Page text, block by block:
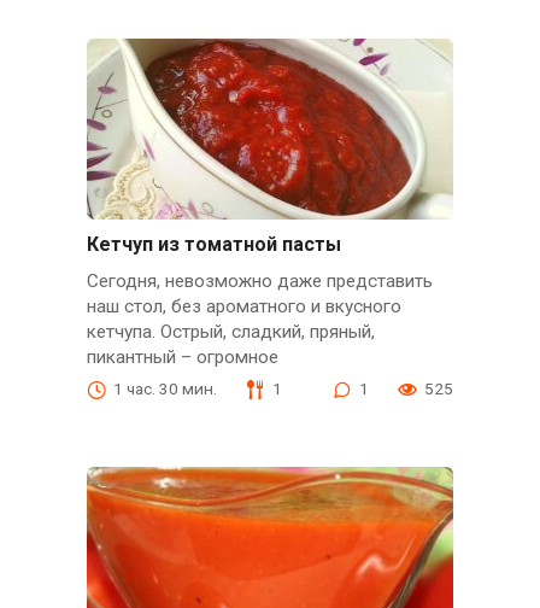
Кетчуп из томатной пасты
Сегодня, невозможно даже представить
наш стол, без ароматного и вкусного
кетчупа. Острый, сладкий, пряный,
пикантный – огромное
1 час. 30 мин. 1 1 525